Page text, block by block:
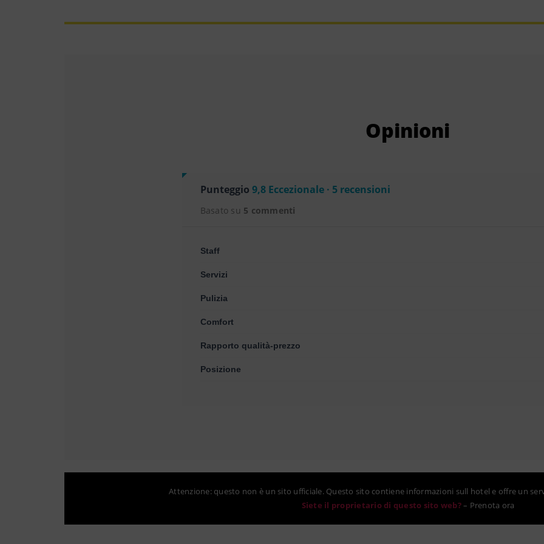
Opinioni
Punteggio 9,8 Eccezionale · 5 recensioni
Basato su 5 commenti
Staff
Servizi
Pulizia
Comfort
Rapporto qualità-prezzo
Posizione
Attenzione: questo non è un sito ufficiale. Questo sito contiene informazioni sull hotel e offre un
Siete il proprietario di questo sito web?– Prenota ora